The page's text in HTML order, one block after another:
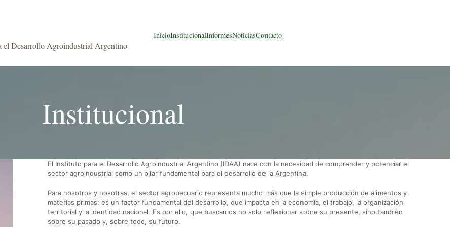
el Desarrollo Agroindustrial Argentino
InicioInstitucionalInformesNoticiasContacto
Institucional
El Instituto para el Desarrollo Agroindustrial Argentino (IDAA) nace con la necesidad de comprender y potenciar el
sector agroindustrial como un pilar fundamental para el desarrollo de la Argentina.
Para nosotros y nosotras, el sector agropecuario representa mucho más que la simple producción de alimentos y
materias primas: es un factor fundamental del desarrollo, que impacta en la economía, el trabajo, la organización
territorial y la identidad nacional. Es por ello, que buscamos no solo reflexionar sobre su presente, sino también
sobre su pasado y, sobre todo, su futuro.